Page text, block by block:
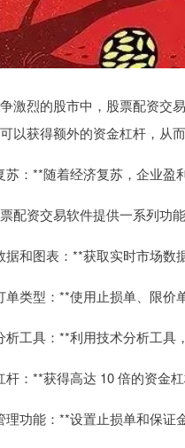
激烈的股市中，股票配资交
以获得额外的资金杠杆，从
苏：**随着经济复苏，企业盈
配资交易软件提供一系列功
据和图表：**获取实时市场数
单类型：**使用止损单、限价
析工具：**利用技术分析工具
杆：**获得高达 10 倍的资金
理功能：**设置止损单和保证